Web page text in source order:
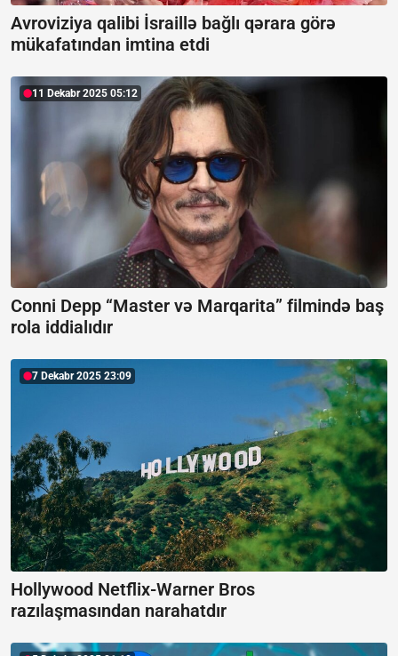
Avroviziya qalibi İsraillə bağlı qərara görə
mükafatından imtina etdi
11 Dekabr 2025 05:12
Conni Depp “Master və Marqarita” filmində baş
rola iddialıdır
7 Dekabr 2025 23:09
Hollywood Netflix-Warner Bros
razılaşmasından narahatdır